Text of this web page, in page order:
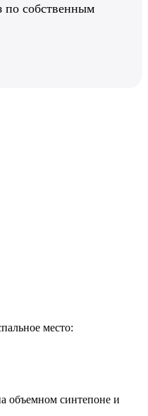
по собственным
место:
объемном синтепоне и